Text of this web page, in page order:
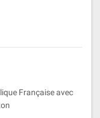
Française avec